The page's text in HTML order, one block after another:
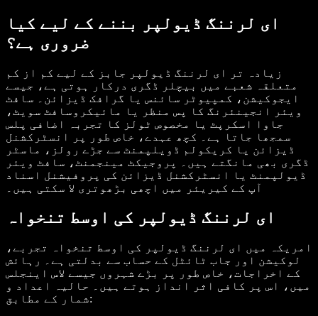
ای لرننگ ڈیولپر بننے کے لیے کیا
ضروری ہے؟
زیادہ تر ای لرننگ ڈیولپر جابز کے لیے کم از کم
متعلقہ شعبے میں بیچلر ڈگری درکار ہوتی ہے، جیسے
ایجوکیشن، کمپیوٹر سائنس یا گرافک ڈیزائن۔ سافٹ
ویئر انجینئرنگ کا پس منظر یا مائیکروسافٹ سویٹ،
جاوا اسکرپٹ یا مخصوص ٹولز کا تجربہ اضافی پلس
سمجھا جاتا ہے۔ کچھ عہدے، خاص طور پر انسٹرکشنل
ڈیزائن یا کریکولم ڈویلپمنٹ سے جڑے رولز، ماسٹر
ڈگری بھی مانگتے ہیں۔ پروجیکٹ مینجمنٹ، سافٹ ویئر
ڈیولپمنٹ یا انسٹرکشنل ڈیزائن کی پروفیشنل اسناد
آپ کے کیریئر میں اچھی بڑھوتری لا سکتی ہیں۔
ای لرننگ ڈیولپر کی اوسط تنخواہ
امریکہ میں ای لرننگ ڈیولپر کی اوسط تنخواہ تجربے،
لوکیشن اور جاب ٹائٹل کے حساب سے بدلتی ہے۔ رہائش
کے اخراجات، خاص طور پر بڑے شہروں جیسے لاس اینجلس
میں، اس پر کافی اثر انداز ہوتے ہیں۔ حالیہ اعداد و
شمار کے مطابق: